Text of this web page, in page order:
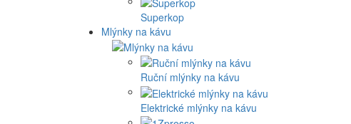
Superkop
Mlýnky na kávu
Ruční mlýnky na kávu
Elektrické mlýnky na kávu